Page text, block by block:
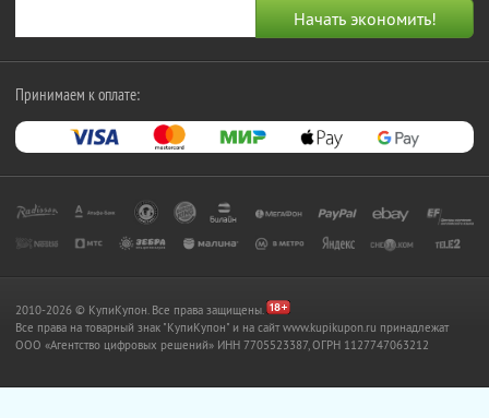
Принимаем к оплате:
2010-2026 © КупиКупон. Все права защищены.
Все права на товарный знак "КупиКупон" и на сайт www.kupikupon.ru принадлежат
OOO «Агентство цифровых решений» ИНН 7705523387, ОГРН 1127747063212